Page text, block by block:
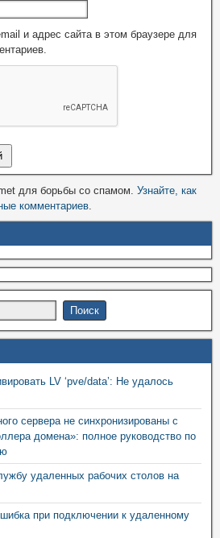
и адрес сайта в этом браузере для
для борьбы со спамом. Узнайте, как
комментариев.
LV ‘pve/data’: Не удалось
сервера не синхронизированы с
домена»: полное руководство по
удаленных рабочих столов на
при подключении к удаленному